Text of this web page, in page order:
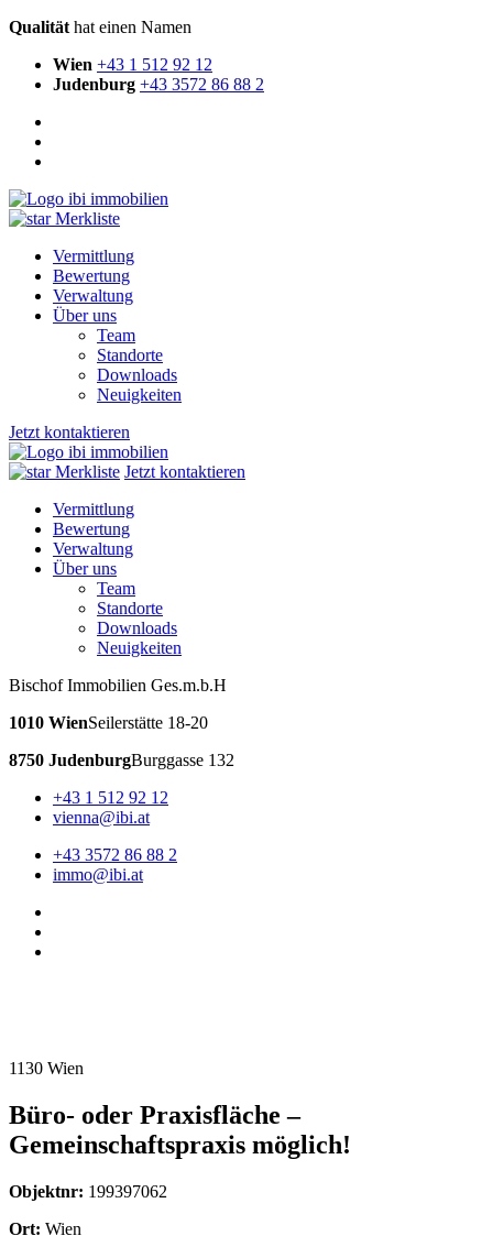
Qualität hat einen Namen
Wien +43 1 512 92 12
Judenburg +43 3572 86 88 2
Merkliste
Vermittlung
Bewertung
Verwaltung
Über uns
Team
Standorte
Downloads
Neuigkeiten
Jetzt kontaktieren
Merkliste Jetzt kontaktieren
Vermittlung
Bewertung
Verwaltung
Über uns
Team
Standorte
Downloads
Neuigkeiten
Bischof Immobilien Ges.m.b.H
1010 WienSeilerstätte 18-20
8750 JudenburgBurggasse 132
+43 1 512 92 12
vienna@ibi.at
+43 3572 86 88 2
immo@ibi.at
1130 Wien
Büro- oder Praxisfläche –
Gemeinschaftspraxis möglich!
Objektnr: 199397062
Ort: Wien